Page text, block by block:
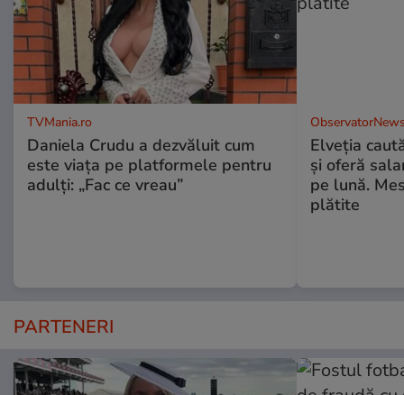
TVMania.ro
Daniela Crudu a dezvăluit cum
este viața pe platformele pentru
adulți: „Fac ce vreau”
Elveția
și oferă
pe lună.
plătite
PARTENERI